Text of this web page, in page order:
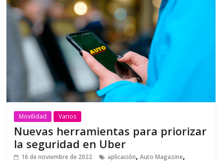
Movilidad Varios
Nuevas herramientas para priorizar
la seguridad en Uber
16 de noviembre de 2022 aplicación,Auto Magazine,